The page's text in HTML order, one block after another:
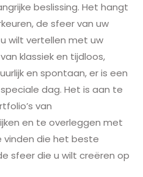
beslissing. Het hangt
de sfeer van uw
wilt vertellen met uw
klassiek en tijdloos,
en spontaan, er is een
dag. Het is aan te
van
en te overleggen met
vinden die het beste
sfeer die u wilt creëren op